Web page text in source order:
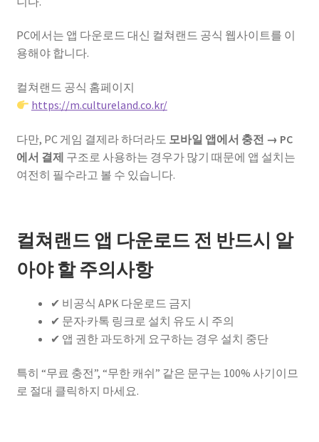
PC에서는 앱 다운로드 대신 컬쳐랜드 공식 웹사이트를 이
용해야 합니다.
컬쳐랜드 공식 홈페이지
https://m.cultureland.co.kr/
다만, PC 게임 결제라 하더라도 모바일 앱에서 충전 → PC
에서 결제 구조로 사용하는 경우가 많기 때문에 앱 설치는
여전히 필수라고 볼 수 있습니다.
컬쳐랜드 앱 다운로드 전 반드시 알
아야 할 주의사항
✔ 비공식 APK 다운로드 금지
✔ 문자·카톡 링크로 설치 유도 시 주의
✔ 앱 권한 과도하게 요구하는 경우 설치 중단
특히 “무료 충전”, “무한 캐쉬” 같은 문구는 100% 사기이므
로 절대 클릭하지 마세요.